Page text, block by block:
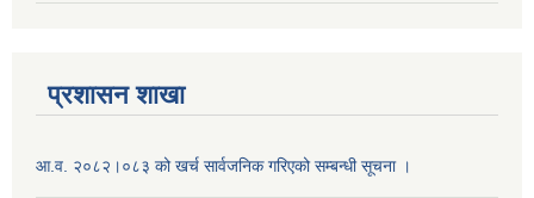
प्रशासन शाखा
आ.व. २०८२।०८३ को खर्च सार्वजनिक गरिएको सम्बन्धी सूचना ।